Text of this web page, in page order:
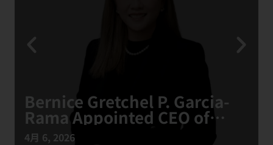
Bernice Gretchel P. Garcia-
Rama Appointed CEO of
Digital Edge Philippines
4月 6, 2026